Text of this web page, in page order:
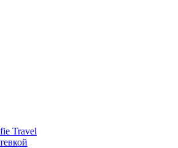
Travel